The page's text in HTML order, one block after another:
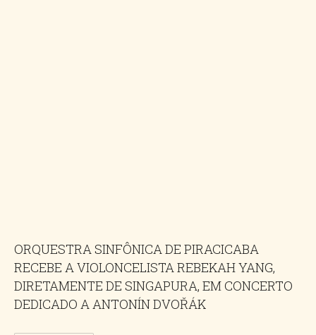
ORQUESTRA SINFÔNICA DE PIRACICABA
RECEBE A VIOLONCELISTA REBEKAH YANG,
DIRETAMENTE DE SINGAPURA, EM CONCERTO
DEDICADO A ANTONÍN DVOŘÁK